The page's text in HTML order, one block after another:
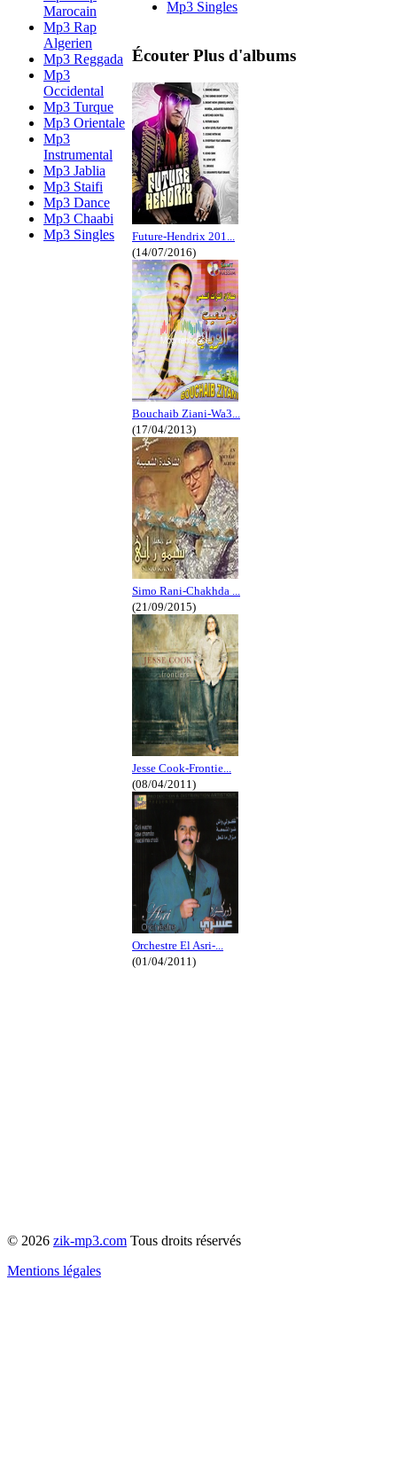
Marocain
Mp3 Rap
Algerien
Mp3 Reggada
Mp3
Occidental
Mp3 Turque
Mp3 Orientale
Mp3
Instrumental
Mp3 Jablia
Mp3 Staifi
Mp3 Dance
Mp3 Chaabi
Mp3 Singles
Mp3 Singles
Écouter Plus d'albums
Future-Hendrix 201...
(14/07/2016)
Bouchaib Ziani-Wa3...
(17/04/2013)
Simo Rani-Chakhda ...
(21/09/2015)
Jesse Cook-Frontie...
(08/04/2011)
Orchestre El Asri-...
(01/04/2011)
© 2026 zik-mp3.com Tous droits réservés
Mentions légales